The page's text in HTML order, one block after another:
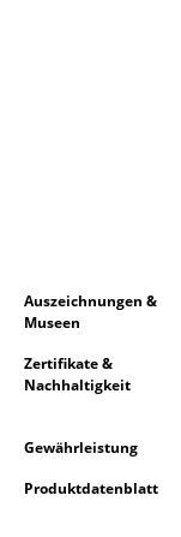
Figuren &
Decken
Kissen
Vorhänge
... alle
Auszeichnungen &
Museen
Zertifikate &
Nachhaltigkeit
Gewährleistung
Produktdatenblatt